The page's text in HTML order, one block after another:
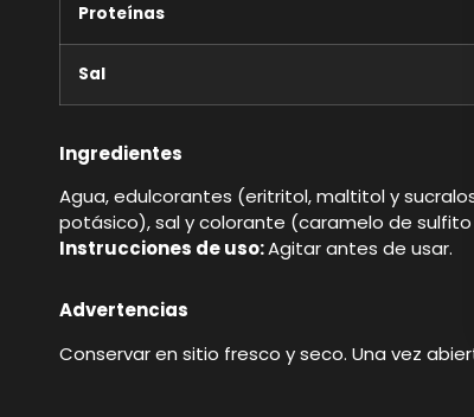
Proteínas
Sal
Ingredientes
Agua, edulcorantes (eritritol, maltitol y
potásico), sal y colorante (caramelo de
Instrucciones de uso:Agitar antes de usar.
Advertencias
Conservar en sitio fresco y seco. Una vez